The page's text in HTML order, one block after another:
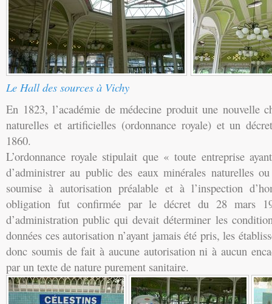
Le Hall des sources à Vichy
En 1823, l’académie de médecine produit une nouvelle
naturelles et artificielles (ordonnance royale) et un
1860.
L’ordonnance royale stipulait que « toute entreprise
d’administrer au public des eaux minérales naturelles
soumise à autorisation préalable et à l’inspection
obligation fut confirmée par le décret du 28 mars
d’administration public qui devait déterminer les
données ces autorisation n’ayant jamais été pris, les
donc soumis de fait à aucune autorisation ni à aucun
par un texte de nature purement sanitaire.